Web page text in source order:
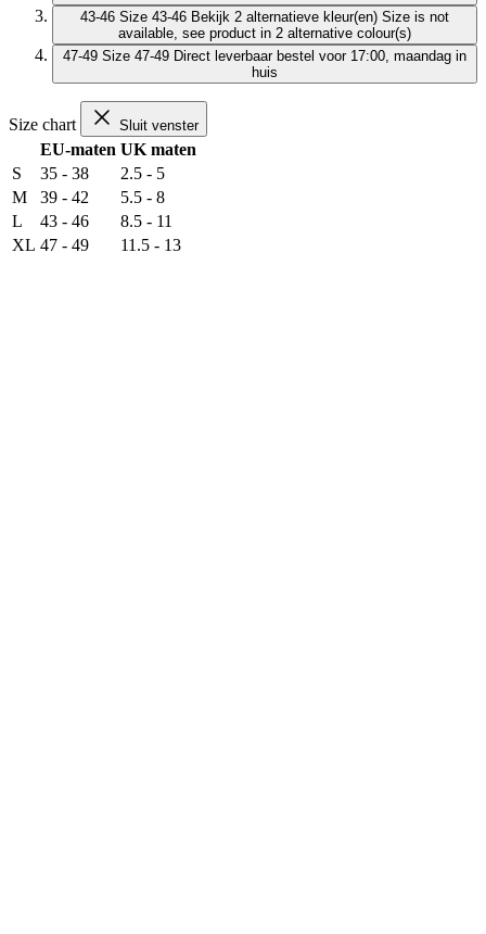
43-46 Size 43-46 Bekijk 2 alternatieve kleur(en) Size is not
available, see product in 2 alternative colour(s)
47-49 Size 47-49 Direct leverbaar bestel voor 17:00, maandag in
huis
Size chart Sluit venster
EU-maten UK maten
S
35 - 38
2.5 - 5
M
39 - 42
5.5 - 8
L
43 - 46
8.5 - 11
XL 47 - 49 11.5 - 13